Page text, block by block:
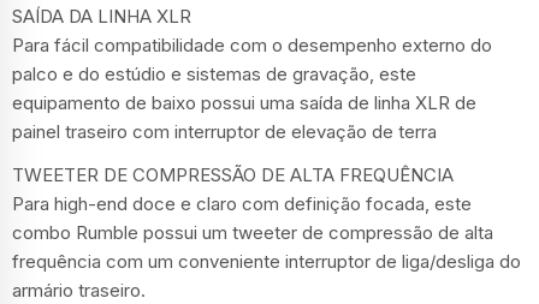
SAÍDA DA LINHA XLR
Para fácil compatibilidade com o desempenho externo do
palco e do estúdio e sistemas de gravação, este
equipamento de baixo possui uma saída de linha XLR de
painel traseiro com interruptor de elevação de terra
TWEETER DE COMPRESSÃO DE ALTA FREQUÊNCIA
Para high-end doce e claro com definição focada, este
combo Rumble possui um tweeter de compressão de alta
frequência com um conveniente interruptor de liga/desliga do
armário traseiro.